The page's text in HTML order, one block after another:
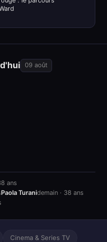
09 août
ans
Paola Turanidemain · 38 ans
Cinema & Series TV